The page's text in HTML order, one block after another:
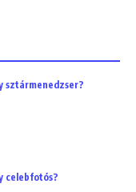
sztármenedzser?
celebfotós?